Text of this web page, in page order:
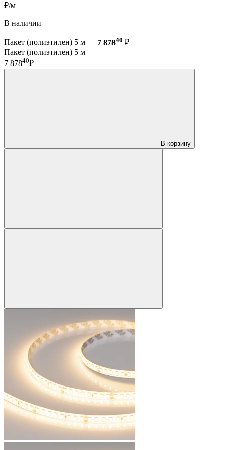
₽/м
В наличии
Пакет (полиэтилен) 5 м — 7 87840 ₽
Пакет (полиэтилен) 5 м
7 87840₽
В корзину